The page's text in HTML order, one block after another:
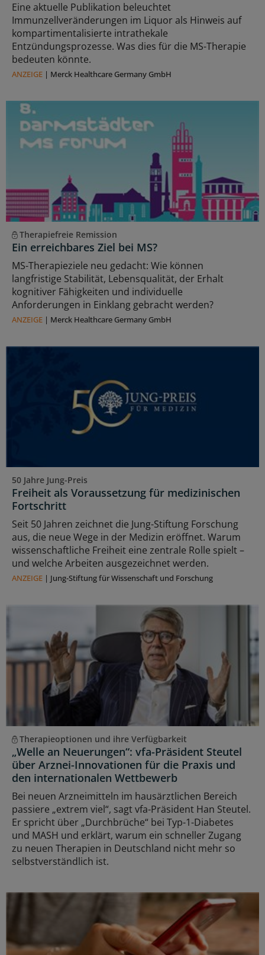
Eine aktuelle Publikation beleuchtet
Immunzellveränderungen im Liquor als Hinweis auf
kompartimentalisierte intrathekale
Entzündungsprozesse. Was dies für die MS-Therapie
bedeuten könnte.
ANZEIGE | Merck Healthcare Germany GmbH
Therapiefreie Remission
Ein erreichbares Ziel bei MS?
MS-Therapieziele neu gedacht: Wie können
langfristige Stabilität, Lebensqualität, der Erhalt
kognitiver Fähigkeiten und individuelle
Anforderungen in Einklang gebracht werden?
ANZEIGE | Merck Healthcare Germany GmbH
50 Jahre Jung-Preis
Freiheit als Voraussetzung für medizinischen
Fortschritt
Seit 50 Jahren zeichnet die Jung-Stiftung Forschung
aus, die neue Wege in der Medizin eröffnet. Warum
wissenschaftliche Freiheit eine zentrale Rolle spielt –
und welche Arbeiten ausgezeichnet werden.
ANZEIGE | Jung-Stiftung für Wissenschaft und Forschung
Therapieoptionen und ihre Verfügbarkeit
„Welle an Neuerungen“: vfa-Präsident Steutel
über Arznei-Innovationen für die Praxis und
den internationalen Wettbewerb
Bei neuen Arzneimitteln im hausärztlichen Bereich
passiere „extrem viel“, sagt vfa-Präsident Han Steutel.
Er spricht über „Durchbrüche“ bei Typ-1-Diabetes
und MASH und erklärt, warum ein schneller Zugang
zu neuen Therapien in Deutschland nicht mehr so
selbstverständlich ist.